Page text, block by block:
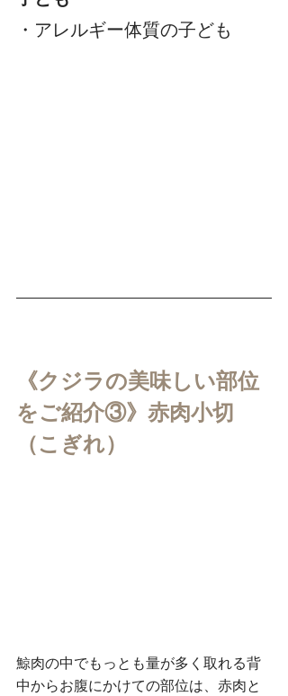
・アレルギー体質の子ども
《クジラの美味しい部位
をご紹介③》赤肉小切
（こぎれ）
鯨肉の中でもっとも量が多く取れる背
中からお腹にかけての部位は、赤肉と